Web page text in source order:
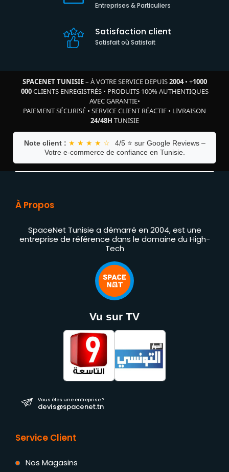
Entreprises & Particuliers
Satisfaction client
Satisfait où Satisfait
SPACENET TUNISIE– À VOTRE SERVICE DEPUIS2004• +1000
000CLIENTS ENREGISTRÉS• PRODUITS 100% AUTHENTIQUES
AVEC GARANTIE•
PAIEMENT SÉCURISÉ • SERVICE CLIENT RÉACTIF • LIVRAISON
24/48H TUNISIE
Note client : ★ ★ ★ ★ ☆
4/5 ⭐ sur Google Reviews –
Votre e-commerce de confiance en Tunisie.
À Propos
SpaceNet Tunisie a démarré en 2004, est une
entreprise de référence dans le domaine du High-
Tech
Vu sur TV
Vous êtes une entreprise ?
devis@spacenet.tn
Service Client
Nos Magasins